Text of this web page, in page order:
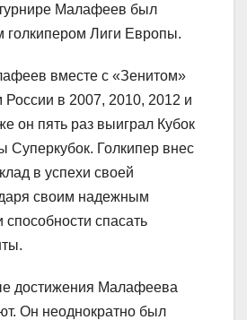
Малафеев был
голкипером Лиги Европы.
вместе с «Зенитом»
России в 2007, 2010, 2012 и
он пять раз выиграл Кубок
Суперкубок. Голкипер внес
в успехи своей
своим надежным
спасать
достижения Малафеева
Он неоднократно был